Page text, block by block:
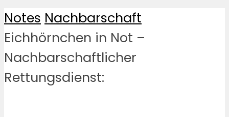
Notes Nachbarschaft
Eichhörnchen in Not –
Nachbarschaftlicher
Rettungsdienst: